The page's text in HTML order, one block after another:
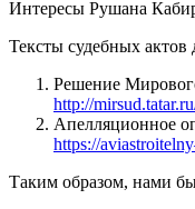
Интересы Рушана
Тексты судебных
Решение
http://
Апелляционное
https://
Таким образом, нами